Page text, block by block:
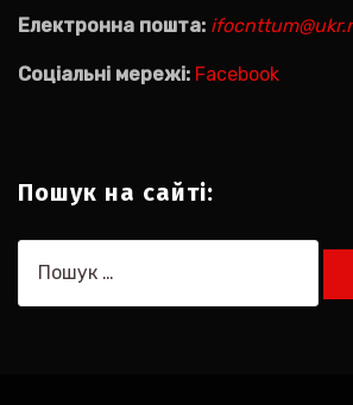
Електронна пошта:
Соціальні мережі: Facebook
Пошук на сайті: